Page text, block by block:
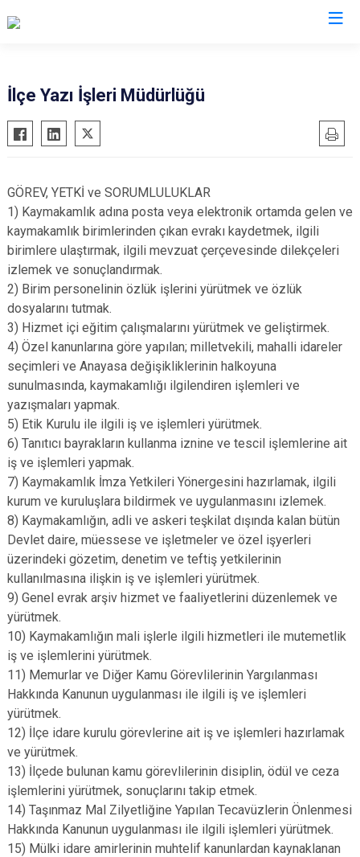
Ayvalık
Balya
Bigadiç
Burhaniye
Dursunbey
Edremit
Erdek
Gömeç
Gönen
Manyas
Marmara
Savaştepe
Susurluk
Karesi
Altıeylül
İlçe Yazı İşleri Müdürlüğü
GÖREV, YETKİ ve SORUMLULUKLAR
1) Kaymakamlık adına posta veya elektronik ortamda gelen ve
kaymakamlık birimlerinden çıkan evrakı kaydetmek, ilgili
birimlere ulaştırmak, ilgili mevzuat çerçevesinde dilekçeleri
izlemek ve sonuçlandırmak.
2) Birim personelinin özlük işlerini yürütmek ve özlük
dosyalarını tutmak.
3) Hizmet içi eğitim çalışmalarını yürütmek ve geliştirmek.
4) Özel kanunlarına göre yapılan; milletvekili, mahalli idareler
seçimleri ve Anayasa değişikliklerinin halkoyuna
sunulmasında, kaymakamlığı ilgilendiren işlemleri ve
yazışmaları yapmak.
5) Etik Kurulu ile ilgili iş ve işlemleri yürütmek.
6) Tanıtıcı bayrakların kullanma iznine ve tescil işlemlerine ait
iş ve işlemleri yapmak.
7) Kaymakamlık İmza Yetkileri Yönergesini hazırlamak, ilgili
kurum ve kuruluşlara bildirmek ve uygulanmasını izlemek.
8) Kaymakamlığın, adli ve askeri teşkilat dışında kalan bütün
Devlet daire, müessese ve işletmeler ve özel işyerleri
üzerindeki gözetim, denetim ve teftiş yetkilerinin
kullanılmasına ilişkin iş ve işlemleri yürütmek.
9) Genel evrak arşiv hizmet ve faaliyetlerini düzenlemek ve
yürütmek.
10) Kaymakamlığın mali işlerle ilgili hizmetleri ile mutemetlik
iş ve işlemlerini yürütmek.
11) Memurlar ve Diğer Kamu Görevlilerinin Yargılanması
Hakkında Kanunun uygulanması ile ilgili iş ve işlemleri
yürütmek.
12) İlçe idare kurulu görevlerine ait iş ve işlemleri hazırlamak
ve yürütmek.
13) İlçede bulunan kamu görevlilerinin disiplin, ödül ve ceza
işlemlerini yürütmek, sonuçlarını takip etmek.
14) Taşınmaz Mal Zilyetliğine Yapılan Tecavüzlerin Önlenmesi
Hakkında Kanunun uygulanması ile ilgili işlemleri yürütmek.
15) Mülki idare amirlerinin muhtelif kanunlardan kaynaklanan